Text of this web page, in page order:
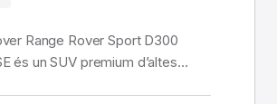
Range Rover Sport D300
és un SUV premium d’altes